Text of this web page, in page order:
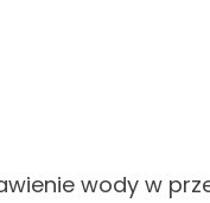
wody w